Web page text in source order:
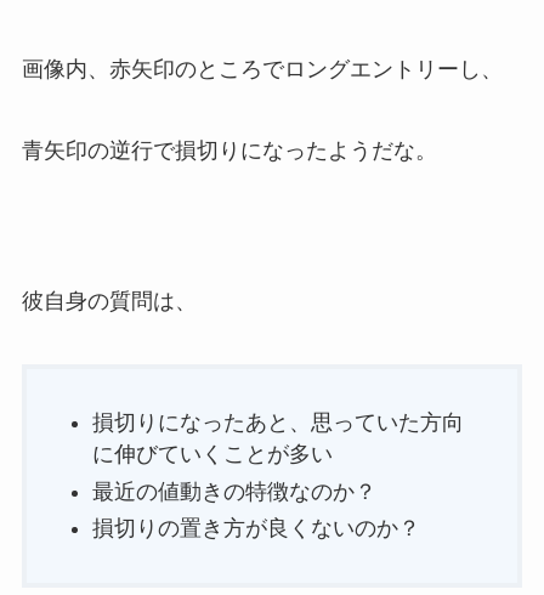
画像内、赤矢印のところでロングエントリーし、
青矢印の逆行で損切りになったようだな。
彼自身の質問は、
損切りになったあと、思っていた方向
に伸びていくことが多い
最近の値動きの特徴なのか？
損切りの置き方が良くないのか？